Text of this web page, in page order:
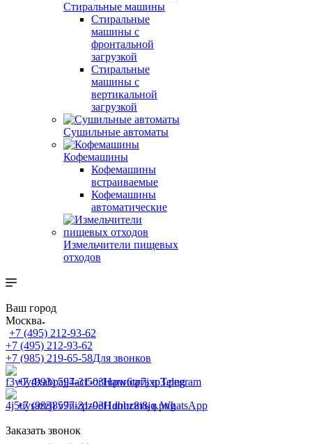
Стиральные машины
Стиральные
машины с
фронтальной
загрузкой
Стиральные
машины с
вертикальной
загрузкой
Сушильные автоматы
Кофемашины
Кофемашины
встраиваемые
Кофемашины
автоматические
Измельчители пищевых
отходов
Ваш город
Москва
+7 (495) 212-93-62
+7 (495) 212-93-62
+7 (985) 219-65-58Для звонков
+7 (993) 597-31-03Написать в Telegram
+7 (993) 597-31-03Написать в WhatsApp
Заказать звонок